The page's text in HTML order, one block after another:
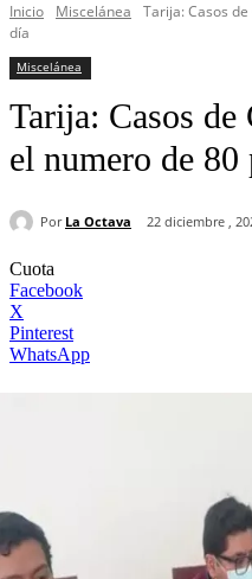
Inicio Miscelánea
Tarija: Casos
día
Miscelánea
Tarija: Casos de
el numero de 80
Por La Octava 22 diciembre ,
Cuota
Facebook
X
Pinterest
WhatsApp